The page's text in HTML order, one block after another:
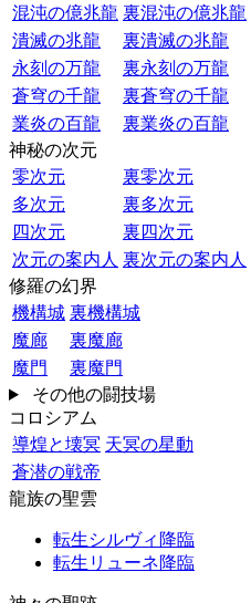
混沌の億兆龍 裏混沌の億兆龍
潰滅の兆龍
裏潰滅の兆龍
永刻の万龍
裏永刻の万龍
蒼穹の千龍
裏蒼穹の千龍
業炎の百龍
裏業炎の百龍
神秘の次元
零次元
裏零次元
多次元
裏多次元
四次元
裏四次元
次元の案内人 裏次元の案内人
修羅の幻界
機構城 裏機構城
魔廊
裏魔廊
魔門
裏魔門
その他の闘技場
コロシアム
導煌と壊冥 天冥の星動
蒼潜の戦帝
龍族の聖雲
転生シルヴィ降臨
転生リューネ降臨